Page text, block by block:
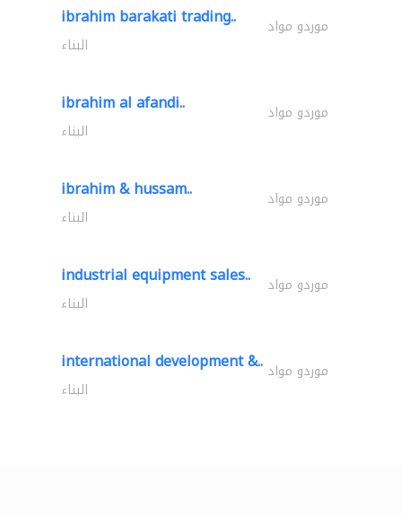
ibrahim barakati trading.. موردو مواد
البناء
ibrahim al afandi.. موردو مواد
البناء
ibrahim & hussam.. موردو مواد
البناء
industrial equipment sales.. موردو مواد
البناء
international development &.. موردو مواد
البناء